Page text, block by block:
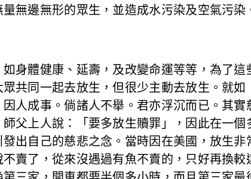
無邊無形的眾生，並造成水污染及空氣污
體健康、延壽，及改變命運等等，為了這
共同一起去放生，但很少主動去放生。就
人成事。倘諸人不舉。君亦浮沉而已。其
父上人說：「要多放生贖罪」，因此在一
出自己的慈悲之念。當時因在美國，放生
賣了，從來沒遇過有魚不賣的，只好再換